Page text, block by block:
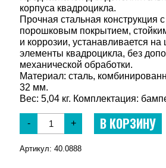
корпуса квадроцикла.
Прочная стальная конструкция
порошковым покрытием,
и коррозии, устанавливается
элементы квадроцикла, без
механической обработки.
Материал: сталь,
32 мм.
Вес: 5,04 кг. Комплектация:
- + В КОРЗИНУ
Артикул: 40.0888